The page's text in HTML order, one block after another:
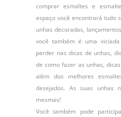
comprar esmaltes e
espaço você encontrará tudo
unhas decoradas,
você também é uma
perder nas dicas de unhas,
de como fazer as unhas,
além dos melhores
desejados. As suas unhas
mesmas!
Você também pode